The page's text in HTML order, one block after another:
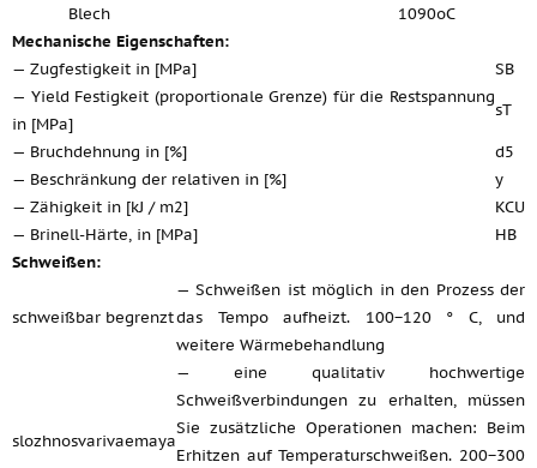
Blech
1090oC
Mechanische Eigenschaften:
— Zugfestigkeit in [MPa]
SB
— Yield Festigkeit (proportionale Grenze) für die Restspannung
in [MPa]
sT
— Bruchdehnung in [%]
d5
— Beschränkung der relativen in [%]
y
— Zähigkeit in [kJ / m2]
KCU
— Brinell-Härte, in [MPa]
HB
Schweißen:
schweißbar begrenzt
— Schweißen ist möglich in den Prozess der
das Tempo aufheizt. 100−120 ° C, und
weitere Wärmebehandlung
slozhnosvarivaemaya
— eine qualitativ hochwertige
Schweißverbindungen zu erhalten, müssen
Sie zusätzliche Operationen machen: Beim
Erhitzen auf Temperaturschweißen. 200−300